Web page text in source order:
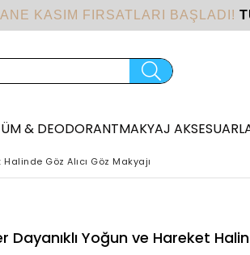
KASIM FIRSATLARI BAŞLADI!
& DEODORANTMAKYAJ
Göz Alıcı Göz Makyajı
Dayanıklı Yoğun ve Hareket